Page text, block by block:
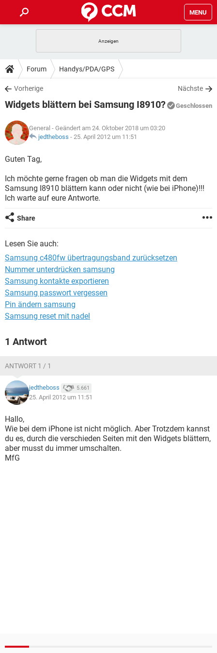
MENU
ANDROID IOS
WINDOWS 10
WHATSAPP TIKTOK
FACEBOOK
TIPPS & TRICKS
SPIELE STREAMING
WHATSAPP TIKTOK
FACEBOOK
DOWNLOADS
SPIELE STREAMING
ANDROID
WINDOWS 10 INSTAGRAM
WHATSAPP
FORUM
SPIELE STREAMING
ANDROID
WINDOWS 10
WHATSAPP TIKTOK
FACEBOOK
LEXIKON
SPIELE
WINDOWS 10 INSTAGRAM
FACEBOOK
Forum Handys/PDA/GPS
Vorherige Nächste
Widgets blättern bei Samsung I8910? Geschlossen
General - Geändert am 24. Oktober 2018 um 03:20
jedtheboss - 25. April 2012 um 11:51
Guten Tag,
Ich möchte gerne fragen ob man die Widgets mit dem
Samsung I8910 blättern kann oder nicht (wie bei iPhone)!!!
Ich warte auf eure Antworte.
Share
Lesen Sie auch:
Samsung c480fw übertragungsband zurücksetzen
Nummer unterdrücken samsung
Samsung kontakte exportieren
Samsung passwort vergessen
Pin ändern samsung
Samsung reset mit nadel
1 Antwort
ANTWORT 1 / 1
jedtheboss 5.661
25. April 2012 um 11:51
Hallo,
Wie bei dem iPhone ist nicht möglich. Aber Trotzdem kannst
du es, durch die verschieden Seiten mit den Widgets blättern,
aber musst du immer umschalten.
MfG